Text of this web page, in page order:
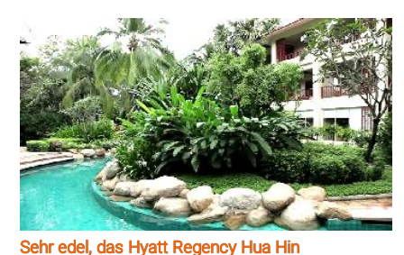
Sehr edel, das Hyatt Regency Hua Hin